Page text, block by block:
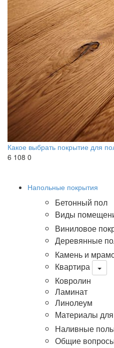
Какое выбрать покрытие для
6 108 0
Напольные покрытия
Бетонный пол
Виды
Виниловое
Деревянные
Камень и
Квартира
Ковролин
Ламинат
Линолеум
Материалы для
Наливные
Общие